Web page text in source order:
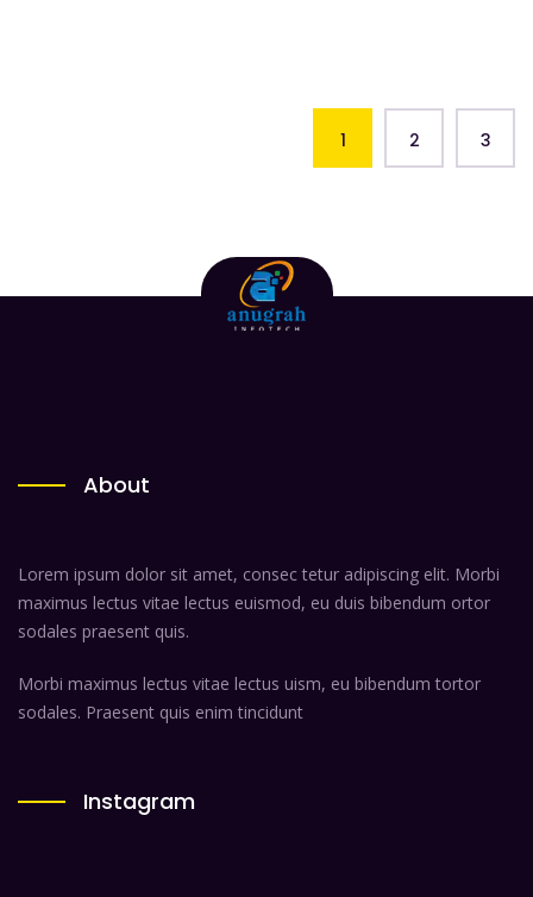
1 2 3
About
Lorem ipsum dolor sit amet, consec tetur adipiscing elit. Morbi
maximus lectus vitae lectus euismod, eu duis bibendum ortor
sodales praesent quis.
Morbi maximus lectus vitae lectus uism, eu bibendum tortor
sodales. Praesent quis enim tincidunt
Instagram